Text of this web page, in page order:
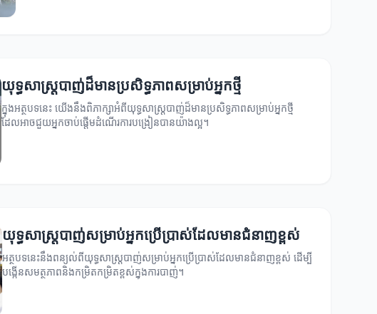
យុទ្ធសាស្ត្របាញ់ដ៏មានប្រសិទ្ធភាពសម្រាប់អ្នកថ្មី
ក្នុងអត្ថបទនេះ យើងនឹងពិភាក្សាអំពីយុទ្ធសាស្ត្របាញ់ដ៏មានប្រសិទ្ធភាពសម្រាប់អ្នកថ្មី
ដែលអាចជួយអ្នកចាប់ផ្តើមដំណើរការបង្រៀនបានយ៉ាងល្អ។
យុទ្ធសាស្ត្របាញ់សម្រាប់អ្នកប្រើប្រាស់ដែលមានជំនាញខ្ពស់
អត្ថបទនេះនឹងពន្យល់ពីយុទ្ធសាស្ត្របាញ់សម្រាប់អ្នកប្រើប្រាស់ដែលមានជំនាញខ្ពស់ ដើម្បី
បង្កើនសមត្ថភាពនិងកម្រិតកម្រិតខ្ពស់ក្នុងការបាញ់។